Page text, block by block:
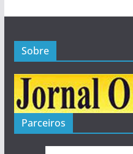
Sobre
Parceiros